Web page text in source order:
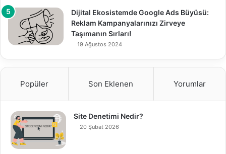
Dijital Ekosistemde Google Ads Büyüsü:
Reklam Kampanyalarınızı Zirveye
Taşımanın Sırları!
19 Ağustos 2024
Popüler Son Eklenen Yorumlar
Site Denetimi Nedir?
20 Şubat 2026